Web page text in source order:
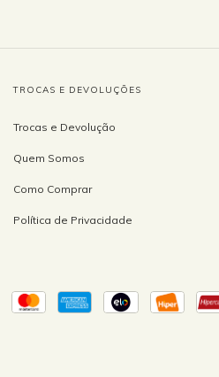
TROCAS E DEVOLUÇÕES
Trocas e Devolução
Quem Somos
Como Comprar
Política de Privacidade